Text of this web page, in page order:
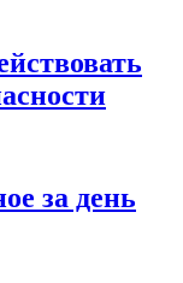
за день